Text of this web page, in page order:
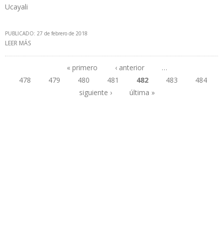
Ucayali
PUBLICADO: 27 de febrero de 2018
LEER MÁS
Páginas
« primero ‹ anterior
…
478
479 480 481 482 483
484
siguiente ›
última »